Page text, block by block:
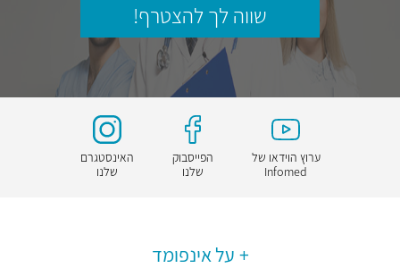
שווה לך להצטרף!
ערוץ הוידאו של
Infomed
הפייסבוק
שלנו
האינסטגרם
שלנו
על אינפומד